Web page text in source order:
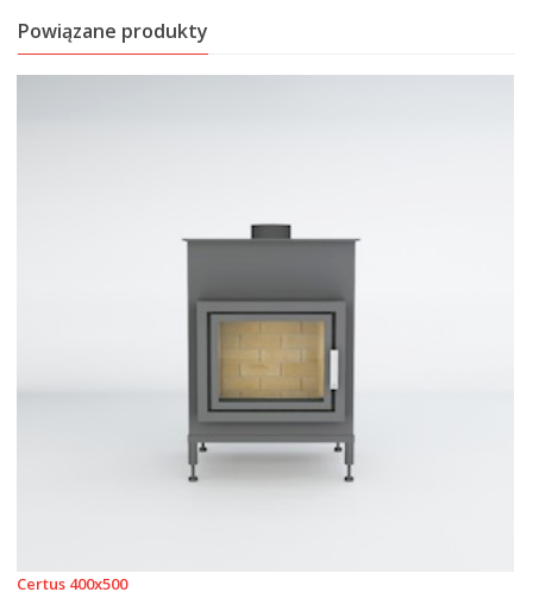
Powiązane produkty
Certus 400x500